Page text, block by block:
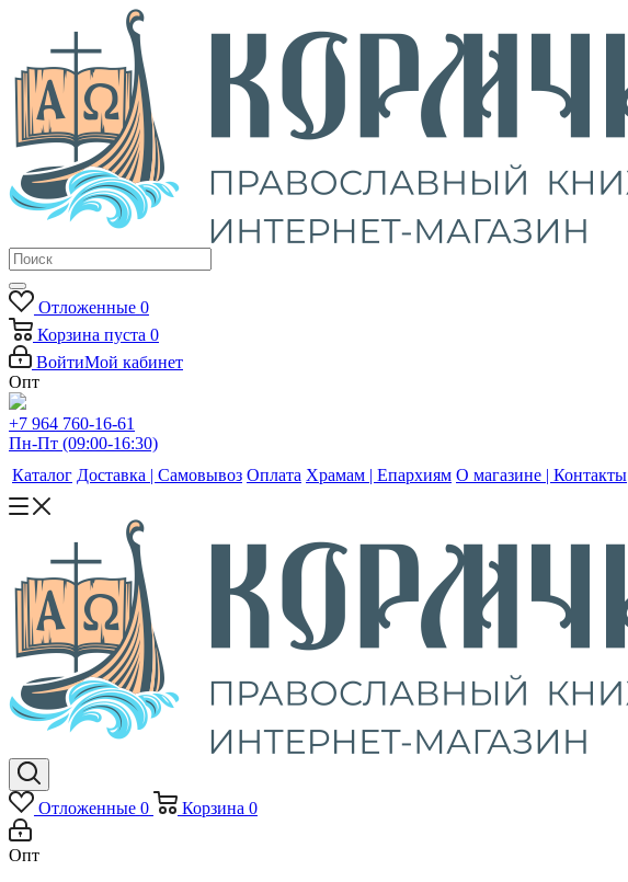
Отложенные 0
Корзина пуста 0
ВойтиМой кабинет
Опт
+7 964 760-16-61
Пн-Пт (09:00-16:30)
Каталог Доставка | Самовывоз Оплата Храмам | Епархиям О магазине | Контакты
Отложенные 0 Корзина 0
Опт